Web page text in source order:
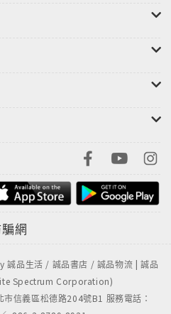
網
品生活 / 誠品書店 / 誠品物流 | 誠品
Spectrum Corporation)
信義區松德路204號B1 服務電話：